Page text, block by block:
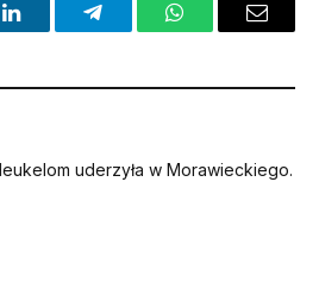
LinkedInTelegramWhatsAppEmail